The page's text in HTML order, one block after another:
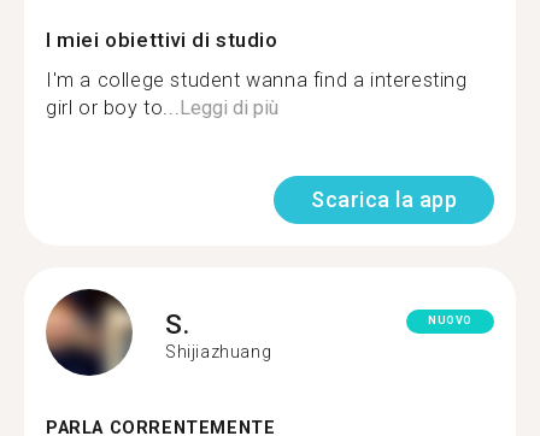
I miei obiettivi di studio
I'm a college student wanna find a interesting
girl or boy to...Leggi di più
Scarica la app
S.
Shijiazhuang
NUOVO
PARLA CORRENTEMENTE